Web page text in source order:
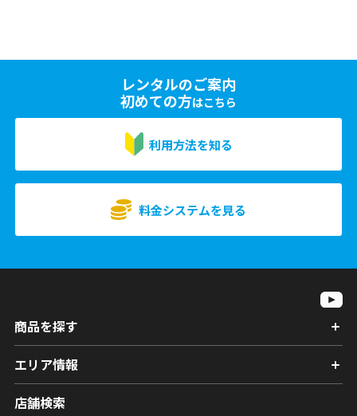
レンタルのご案内
初めての方はこちら
利用方法を知る
料金システムを見る
商品を探す
エリア情報
店舗検索